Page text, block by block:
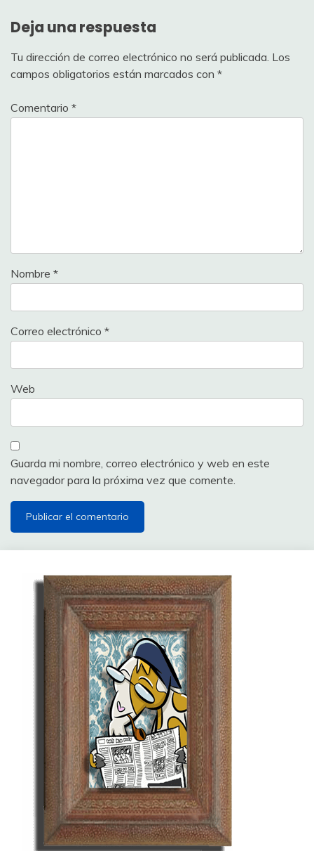
Deja una respuesta
Tu dirección de correo electrónico no será publicada. Los
campos obligatorios están marcados con *
Comentario *
Nombre *
Correo electrónico *
Web
Guarda mi nombre, correo electrónico y web en este
navegador para la próxima vez que comente.